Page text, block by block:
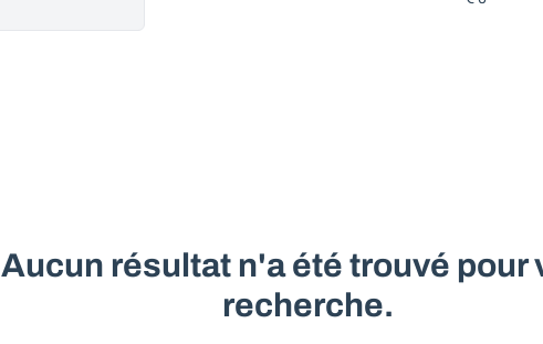
Aucun résultat n'a été trouvé pour
recherche.